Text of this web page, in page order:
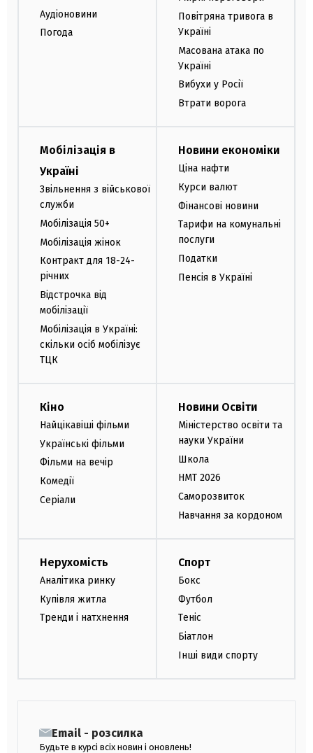
Аудіоновини
Погода
Повітряна тривога в
Україні
Масована атака по
Україні
Вибухи у Росії
Втрати ворога
Мобілізація в
Україні
Звільнення з військової
служби
Мобілізація 50+
Мобілізація жінок
Контракт для 18-24-
річних
Відстрочка від
мобілізації
Мобілізація в Україні:
скільки осіб мобілізує
ТЦК
Новини економіки
Ціна нафти
Курси валют
Фінансові новини
Тарифи на комунальні
послуги
Податки
Пенсія в Україні
Кіно
Найцікавіші фільми
Українські фільми
Фільми на вечір
Комедії
Серіали
Новини Освіти
Міністерство освіти та
науки України
Школа
НМТ 2026
Саморозвиток
Навчання за кордоном
Нерухомість
Аналітика ринку
Купівля житла
Тренди і натхнення
Спорт
Бокс
Футбол
Теніс
Біатлон
Інші види спорту
Email - розсилка
Будьте в курсі всіх новин і оновлень!